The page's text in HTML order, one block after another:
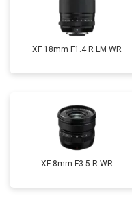
XF 18mm F1.4 R LM WR
XF 8mm F3.5 R WR